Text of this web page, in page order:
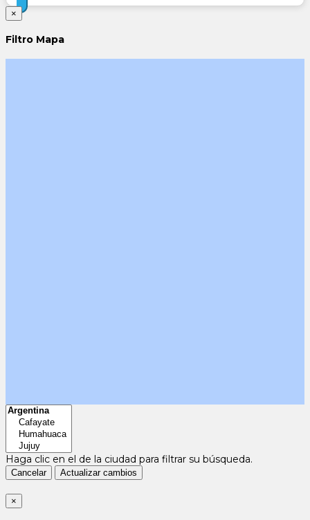
×
Filtro Mapa
Haga clic en el de la ciudad para filtrar su búsqueda.
Cancelar Actualizar cambios
×